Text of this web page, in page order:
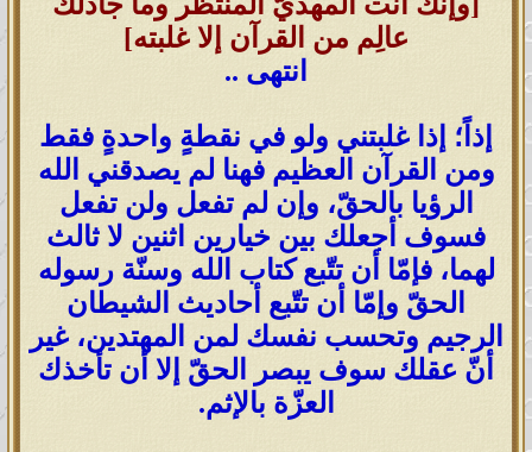
عالِم من القرآن إلا غلبته]
انتهى ..
إذاً؛ إذا غلبتني ولو في نقطةٍ واحدةٍ فقط
ومن القرآن العظيم فهنا لم يصدقني الله
الرؤيا بالحقّ، وإن لم تفعل ولن تفعل
فسوف أجعلك بين خيارين اثنين لا ثالث
لهما، فإمّا أن تتّبع كتاب الله وسنّة رسوله
الحقّ وإمّا أن تتّبع أحاديث الشيطان
الرجيم وتحسب نفسك لمن المهتدين، غير
أنّ عقلك سوف يبصر الحقّ إلا أن تأخذك
العزّة بالإثم.